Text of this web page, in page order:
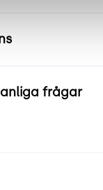
frågar